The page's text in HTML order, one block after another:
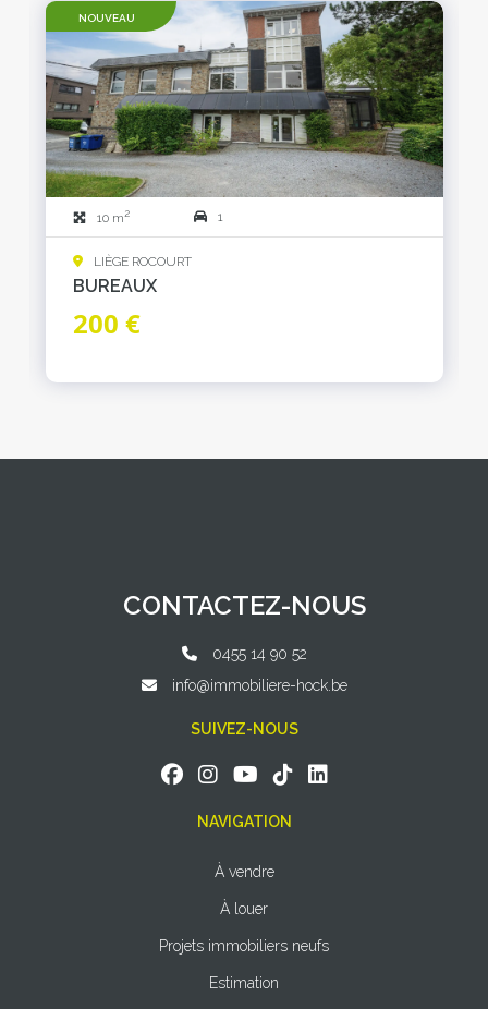
NOUVEAU
10 m2 1
LIÈGE ROCOURT
BUREAUX
200 €
CONTACTEZ-NOUS
0455 14 90 52
info@immobiliere-hock.be
SUIVEZ-NOUS
NAVIGATION
À vendre
À louer
Projets immobiliers neufs
Estimation